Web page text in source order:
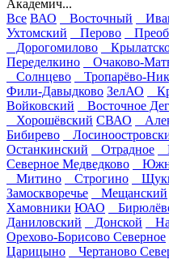
Академич...
Все ВАО Восточный
Ухтомский
Перово
Дорогомилово
Переделкино
Очаково-
Солнцево
Тропарёво-
Фили-Давыдково ЗелАО
Войковский
Восточное
Хорошёвский СВАО
Бибирево
Останкинский
Отрадное
Северное Медведково
Митино
Строгино
Замоскворечье
Мещанский
Хамовники ЮАО
Даниловский
Донской
Орехово-Борисово Северное
Царицыно
Чертаново